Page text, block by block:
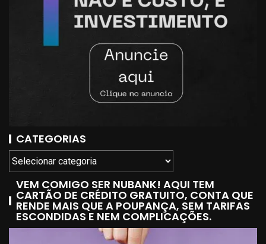
CATEGORIAS
VEM COMIGO SER NUBANK! AQUI TEM
CARTÃO DE CRÉDITO GRATUITO, CONTA QUE
RENDE MAIS QUE A POUPANÇA, SEM TARIFAS
ESCONDIDAS E NEM COMPLICAÇÕES.